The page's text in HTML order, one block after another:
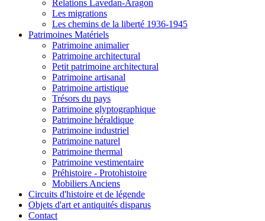
Relations Lavedan-Aragon
Les migrations
Les chemins de la liberté 1936-1945
Patrimoines Matériels
Patrimoine animalier
Patrimoine architectural
Petit patrimoine architectural
Patrimoine artisanal
Patrimoine artistique
Trésors du pays
Patrimoine glyptographique
Patrimoine héraldique
Patrimoine industriel
Patrimoine naturel
Patrimoine thermal
Patrimoine vestimentaire
Préhistoire - Protohistoire
Mobiliers Anciens
Circuits d'histoire et de légende
Objets d'art et antiquités disparus
Contact